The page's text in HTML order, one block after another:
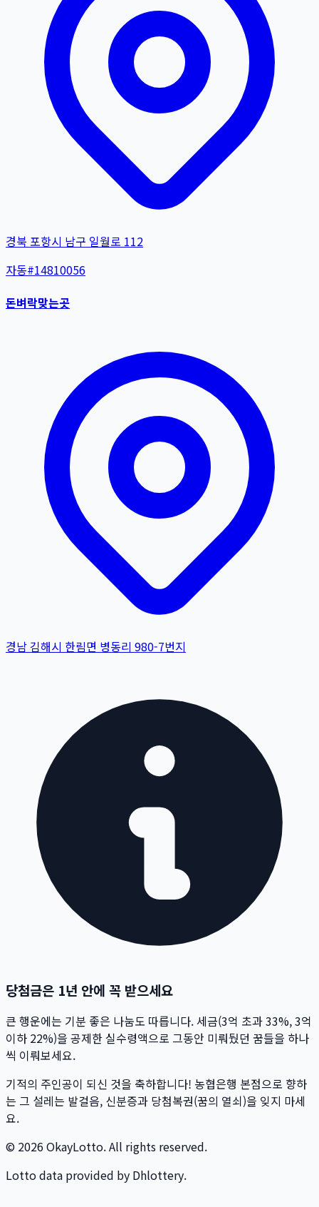
경북 포항시 남구 일월로 112
자동#14810056
돈벼락맞는곳
경남 김해시 한림면 병동리 980-7번지
당첨금은 1년 안에 꼭 받으세요
큰 행운에는 기분 좋은 나눔도 따릅니다. 세금(3억 초과 33%, 3억
이하 22%)을 공제한 실수령액으로 그동안 미뤄뒀던 꿈들을 하나
씩 이뤄보세요.
기적의 주인공이 되신 것을 축하합니다! 농협은행 본점으로 향하
는 그 설레는 발걸음, 신분증과 당첨복권(꿈의 열쇠)을 잊지 마세
요.
© 2026 OkayLotto. All rights reserved.
Lotto data provided by Dhlottery.